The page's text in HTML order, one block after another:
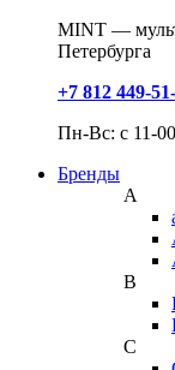
MINT —
Петербурга
+7 812 449-
Пн-Вс: с 11-
Бренды
A
B
C